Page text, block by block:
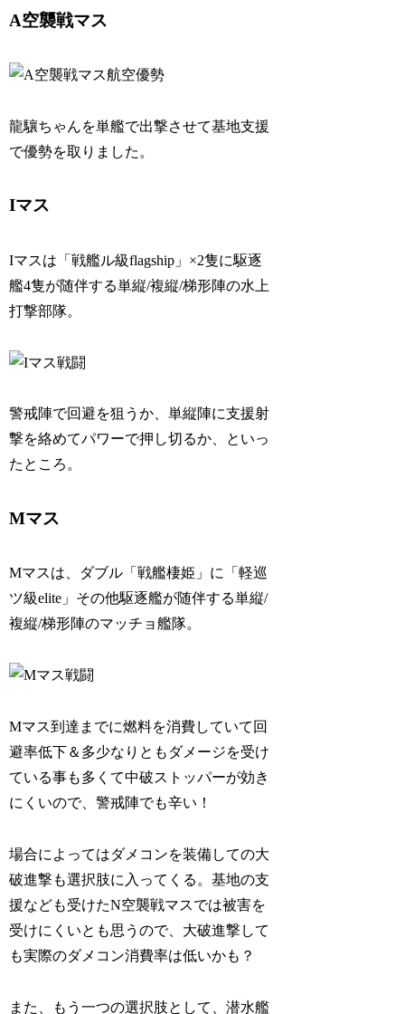
A空襲戦マス
龍驤ちゃんを単艦で出撃させて基地支援
で優勢を取りました。
Iマス
Iマスは「戦艦ル級flagship」×2隻に駆逐
艦4隻が随伴する単縦/複縦/梯形陣の水上
打撃部隊。
警戒陣で回避を狙うか、単縦陣に支援射
撃を絡めてパワーで押し切るか、といっ
たところ。
Mマス
Mマスは、ダブル「戦艦棲姫」に「軽巡
ツ級elite」その他駆逐艦が随伴する単縦/
複縦/梯形陣のマッチョ艦隊。
Mマス到達までに燃料を消費していて回
避率低下＆多少なりともダメージを受け
ている事も多くて中破ストッパーが効き
にくいので、警戒陣でも辛い！
場合によってはダメコンを装備しての大
破進撃も選択肢に入ってくる。基地の支
援なども受けたN空襲戦マスでは被害を
受けにくいとも思うので、大破進撃して
も実際のダメコン消費率は低いかも？
また、もう一つの選択肢として、潜水艦